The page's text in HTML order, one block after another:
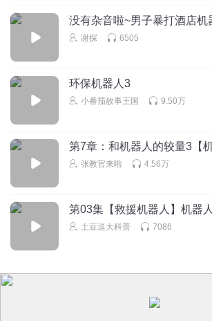
没有杂音啦~男子暴打酒店机
谢探 6505
环保机器人3
小番茄故事王国 9.50万
第7章：和机器人的较量3【
张教官来啦 4.56万
第03集【救援机器人】机器
土豆逗大科普 7086